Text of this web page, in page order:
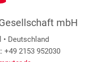
mbH
• Deutschland
+49 2153 952030